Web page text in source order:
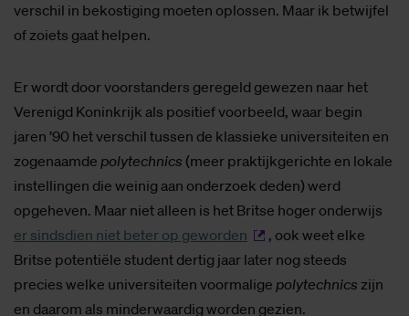
verschil in bekostiging moeten oplossen. Maar ik betwijfel
of zoiets gaat helpen.
Er wordt door voorstanders geregeld gewezen naar het
Verenigd Koninkrijk als positief voorbeeld, waar begin
jaren ’90 het verschil tussen de klassieke universiteiten en
zogenaamde polytechnics (meer praktijkgerichte en lokale
instellingen die weinig aan onderzoek deden) werd
opgeheven. Maar niet alleen is het Britse hoger onderwijs
er sindsdien niet beter op geworden
, ook weet elke
Britse potentiële student dertig jaar later nog steeds
precies welke universiteiten voormalige polytechnics zijn
en daarom als minderwaardig worden gezien.